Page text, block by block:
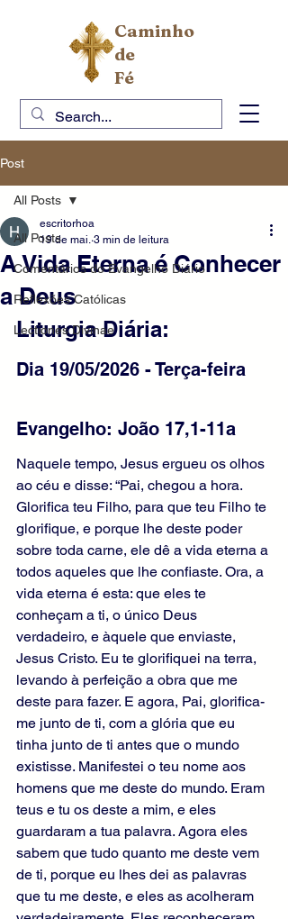
Caminho
de
Fé
Post
All Posts
Comentários do Evangelho Diário
Reflexões Católicas
Lectiones Divinae
All Posts
A Vida Eterna é Conhecer
a Deus
escritorhoa
19 de mai. 3 min de leitura
Liturgia Diária:
Dia 19/05/2026 - Terça-feira
Evangelho: João 17,1-11a
Naquele tempo, Jesus ergueu os olhos
ao céu e disse: “Pai, chegou a hora.
Glorifica teu Filho, para que teu Filho te
glorifique, e porque lhe deste poder
sobre toda carne, ele dê a vida eterna a
todos aqueles que lhe confiaste. Ora, a
vida eterna é esta: que eles te
conheçam a ti, o único Deus
verdadeiro, e àquele que enviaste,
Jesus Cristo. Eu te glorifiquei na terra,
levando à perfeição a obra que me
deste para fazer. E agora, Pai, glorifica-
me junto de ti, com a glória que eu
tinha junto de ti antes que o mundo
existisse. Manifestei o teu nome aos
homens que me deste do mundo. Eram
teus e tu os deste a mim, e eles
guardaram a tua palavra. Agora eles
sabem que tudo quanto me deste vem
de ti, porque eu lhes dei as palavras
que tu me deste, e eles as acolheram